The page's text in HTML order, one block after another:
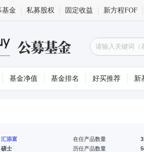
基金 私募股权 固定收益 新方程FOF
基金净值 基金排名 好买推荐 新
汇添富
硕士
在任产品数量
历任产品数量